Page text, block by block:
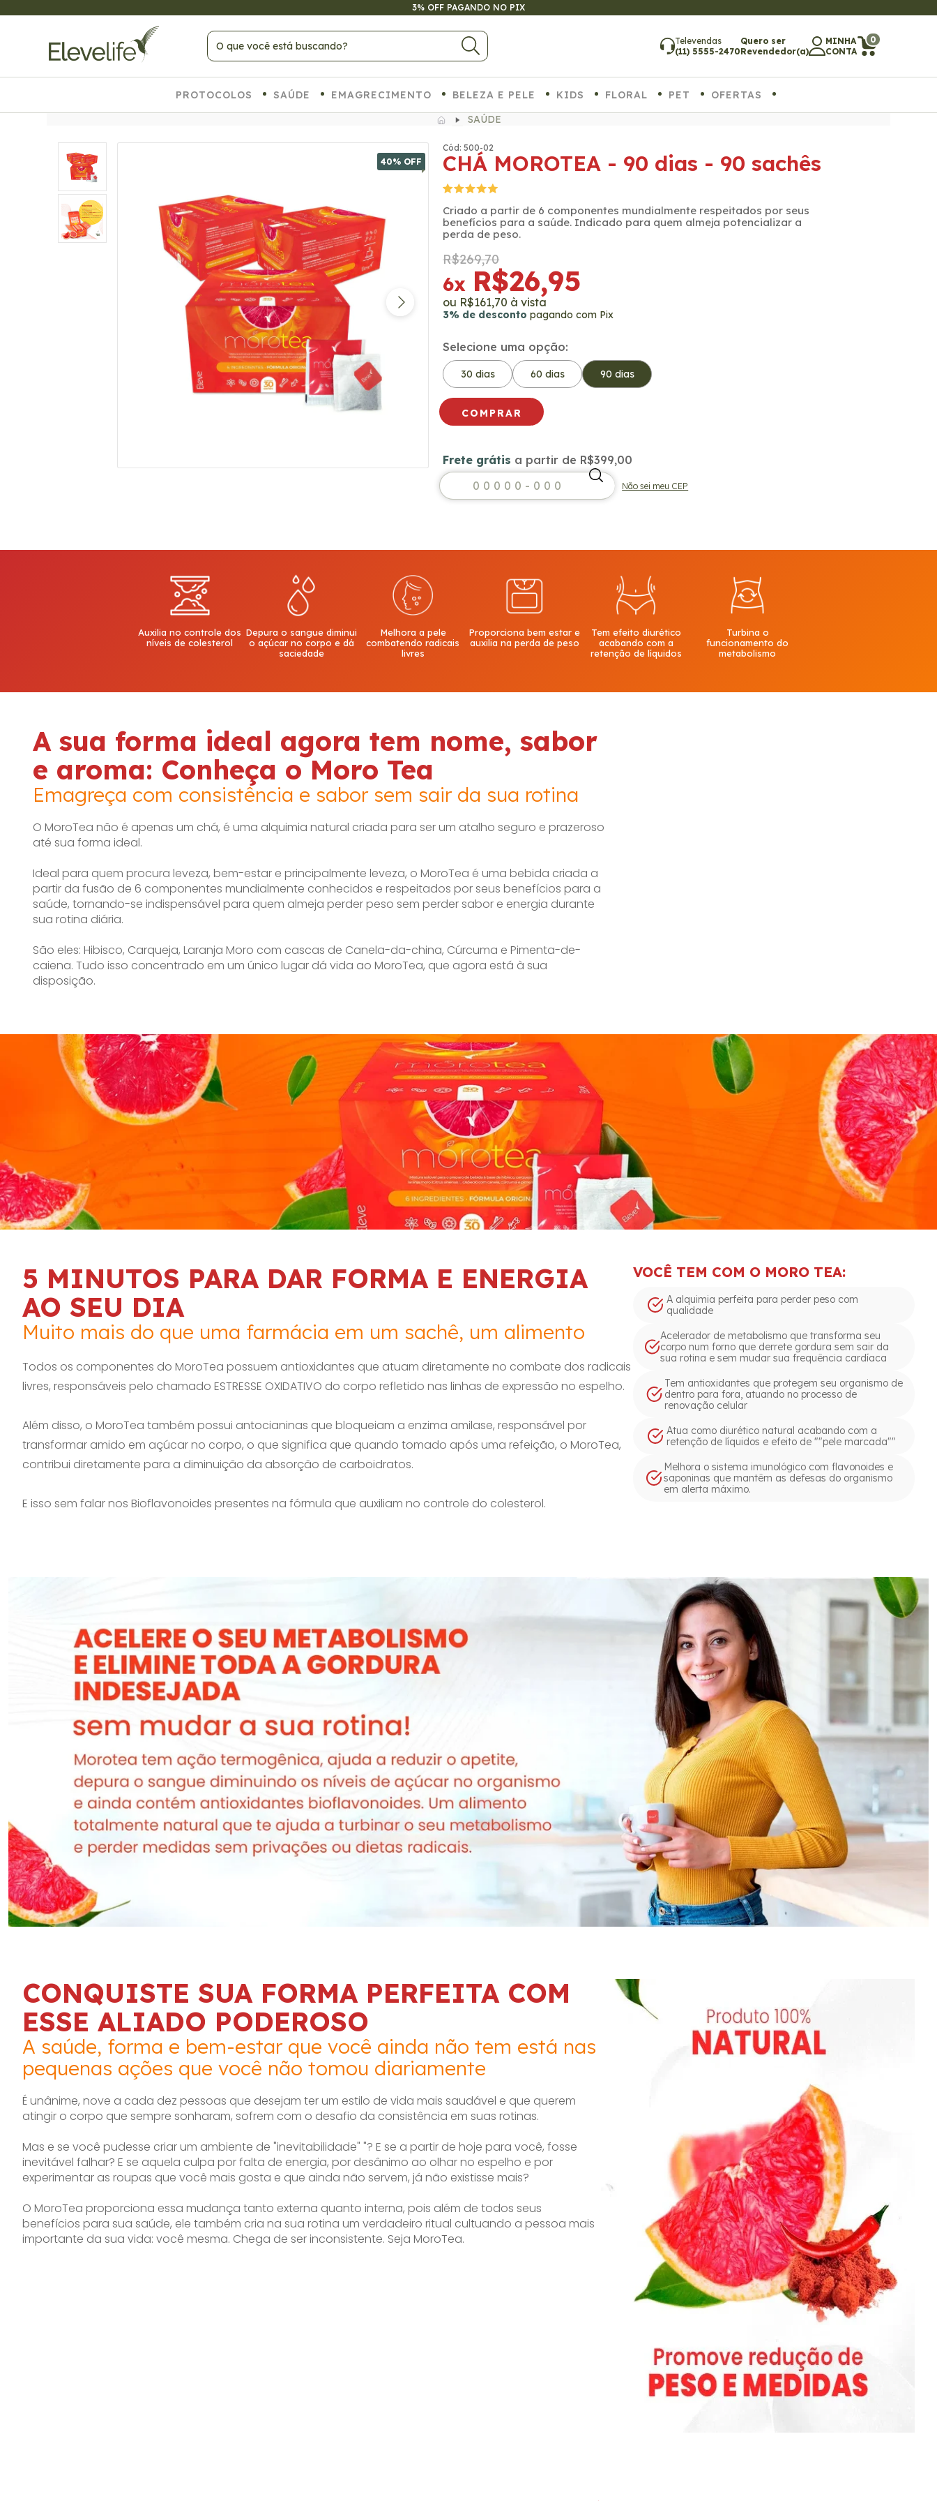
ATÉ 6X SEM JUROS NO CARTÃO
Televendas
(11) 5555-2470
Quero ser
Revendedor(a)
MINHA
CONTA
0
PROTOCOLOS SAÚDE EMAGRECIMENTO BELEZA E PELE KIDS FLORAL PET
OFERTAS
SAÚDE
40% OFF
Cód: 500-02
CHÁ MOROTEA - 90 dias - 90 sachês
Criado a partir de 6 componentes mundialmente respeitados por seus
benefícios para a saúde. Indicado para quem almeja potencializar a
perda de peso.
R$269,70
6x R$26,95
3% de desconto pagando com Pix
R$161,70
Selecione uma opção:
30 dias 60 dias 90 dias
Frete grátis R$399,00
Entregas para o CEP:
Frete grátis a partir de R$399,00
Não sei meu CEP
Auxilia no controle dos
níveis de colesterol
Depura o sangue diminui
o açúcar no corpo e dá
saciedade
Melhora a pele
combatendo radicais
livres
Proporciona bem estar e
auxilia na perda de peso
Tem efeito diurético
acabando com a
retenção de líquidos
Turbina o
funcionamento do
metabolismo
A sua forma ideal agora tem nome, sabor
e aroma: Conheça o Moro Tea
Emagreça com consistência e sabor sem sair da sua rotina
O MoroTea não é apenas um chá, é uma alquimia natural criada para ser um atalho seguro e prazeroso
até sua forma ideal.
Ideal para quem procura leveza, bem-estar e principalmente leveza, o MoroTea é uma bebida criada a
partir da fusão de 6 componentes mundialmente conhecidos e respeitados por seus benefícios para a
saúde, tornando-se indispensável para quem almeja perder peso sem perder sabor e energia durante
sua rotina diária.
São eles: Hibisco, Carqueja, Laranja Moro com cascas de Canela-da-china, Cúrcuma e Pimenta-de-
caiena. Tudo isso concentrado em um único lugar dá vida ao MoroTea, que agora está à sua
disposição.
5 MINUTOS PARA DAR FORMA E ENERGIA
AO SEU DIA
Muito mais do que uma farmácia em um sachê, um alimento
Todos os componentes do MoroTea possuem antioxidantes que atuam diretamente no combate dos radicais
livres, responsáveis pelo chamado ESTRESSE OXIDATIVO do corpo refletido nas linhas de expressão no espelho.
Além disso, o MoroTea também possui antocianinas que bloqueiam a enzima amilase, responsável por
transformar amido em açúcar no corpo, o que significa que quando tomado após uma refeição, o MoroTea,
contribui diretamente para a diminuição da absorção de carboidratos.
E isso sem falar nos Bioflavonoides presentes na fórmula que auxiliam no controle do colesterol.
VOCÊ TEM COM O MORO TEA:
A alquimia perfeita para perder peso com
qualidade
Acelerador de metabolismo que transforma seu
corpo num forno que derrete gordura sem sair da
sua rotina e sem mudar sua frequência cardíaca
Tem antioxidantes que protegem seu organismo de
dentro para fora, atuando no processo de
renovação celular
Atua como diurético natural acabando com a
retenção de líquidos e efeito de ""pele marcada""
Melhora o sistema imunológico com flavonoides e
saponinas que mantêm as defesas do organismo
em alerta máximo.
CONQUISTE SUA FORMA PERFEITA COM
ESSE ALIADO PODEROSO
A saúde, forma e bem-estar que você ainda não tem está nas
pequenas ações que você não tomou diariamente
É unânime, nove a cada dez pessoas que desejam ter um estilo de vida mais saudável e que querem
atingir o corpo que sempre sonharam, sofrem com o desafio da consistência em suas rotinas.
Mas e se você pudesse criar um ambiente de "inevitabilidade" "? E se a partir de hoje para você, fosse
inevitável falhar? E se aquela culpa por falta de energia, por desânimo ao olhar no espelho e por
experimentar as roupas que você mais gosta e que ainda não servem, já não existisse mais?
O MoroTea proporciona essa mudança tanto externa quanto interna, pois além de todos seus
benefícios para sua saúde, ele também cria na sua rotina um verdadeiro ritual cultuando a pessoa mais
importante da sua vida: você mesma. Chega de ser inconsistente. Seja MoroTea.